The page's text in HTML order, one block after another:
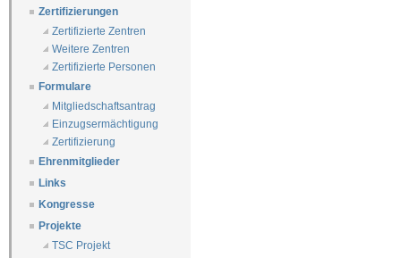
Zertifizierungen
Zertifizierte Zentren
Weitere Zentren
Zertifizierte Personen
Formulare
Mitgliedschaftsantrag
Einzugsermächtigung
Zertifizierung
Ehrenmitglieder
Links
Kongresse
Projekte
TSC Projekt